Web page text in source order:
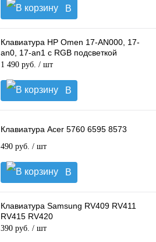
В
корзину
Клавиатура HP Omen 17-AN000, 17-
an0, 17-an1 с RGB подсветкой
1 490 руб. / шт
В
корзину
Клавиатура Acer 5760 6595 8573
490 руб. / шт
В
корзину
Клавиатура Samsung RV409 RV411
RV415 RV420
390 руб. / шт